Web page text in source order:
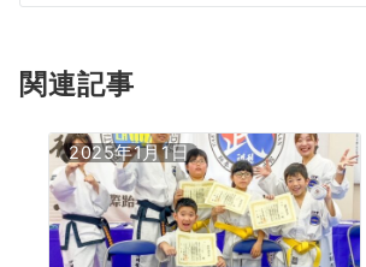
ョ
ン
関連記事
2025年1月1日